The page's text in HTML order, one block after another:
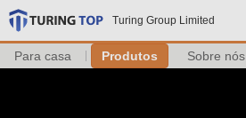
Turing Group Limited
Para casa Produtos Sobre nós